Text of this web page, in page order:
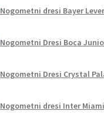
Nogometni dresi Bayer
Nogometni Dresi Boca
Nogometni Dresi Crystal
Nogometni dresi Inter Miami